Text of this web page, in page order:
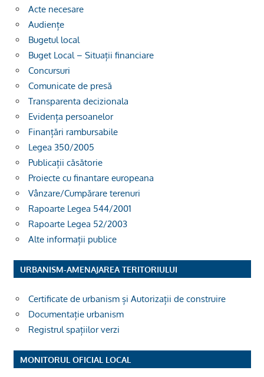
Acte necesare
Audiențe
Bugetul local
Buget Local – Situații financiare
Concursuri
Comunicate de presă
Transparenta decizionala
Evidența persoanelor
Finanțări rambursabile
Legea 350/2005
Publicații căsătorie
Proiecte cu finantare europeana
Vânzare/Cumpărare terenuri
Rapoarte Legea 544/2001
Rapoarte Legea 52/2003
Alte informații publice
URBANISM-AMENAJAREA TERITORIULUI
Certificate de urbanism și Autorizații de construire
Documentație urbanism
Registrul spațiilor verzi
MONITORUL OFICIAL LOCAL